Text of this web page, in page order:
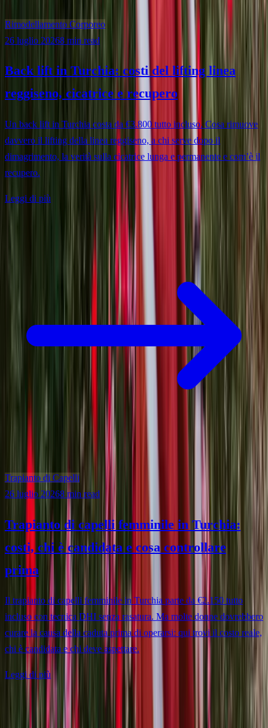
Rimodellamento Corporeo
26 luglio 20268 min read
Back lift in Turchia: costi del lifting linea
reggiseno, cicatrice e recupero
Un back lift in Turchia costa da €3.800 tutto incluso. Cosa rimuove
davvero il lifting della linea reggiseno, a chi serve dopo il
dimagrimento, la verità sulla cicatrice lunga e permanente e com’è il
recupero.
Leggi di più
Trapianto di Capelli
26 luglio 20268 min read
Trapianto di capelli femminile in Turchia:
costi, chi è candidata e cosa controllare
prima
Il trapianto di capelli femminile in Turchia parte da €2.150 tutto
incluso con tecnica DHI senza rasatura. Ma molte donne dovrebbero
curare la causa della caduta prima di operarsi: qui trovi il costo reale,
chi è candidata e chi deve aspettare.
Leggi di più